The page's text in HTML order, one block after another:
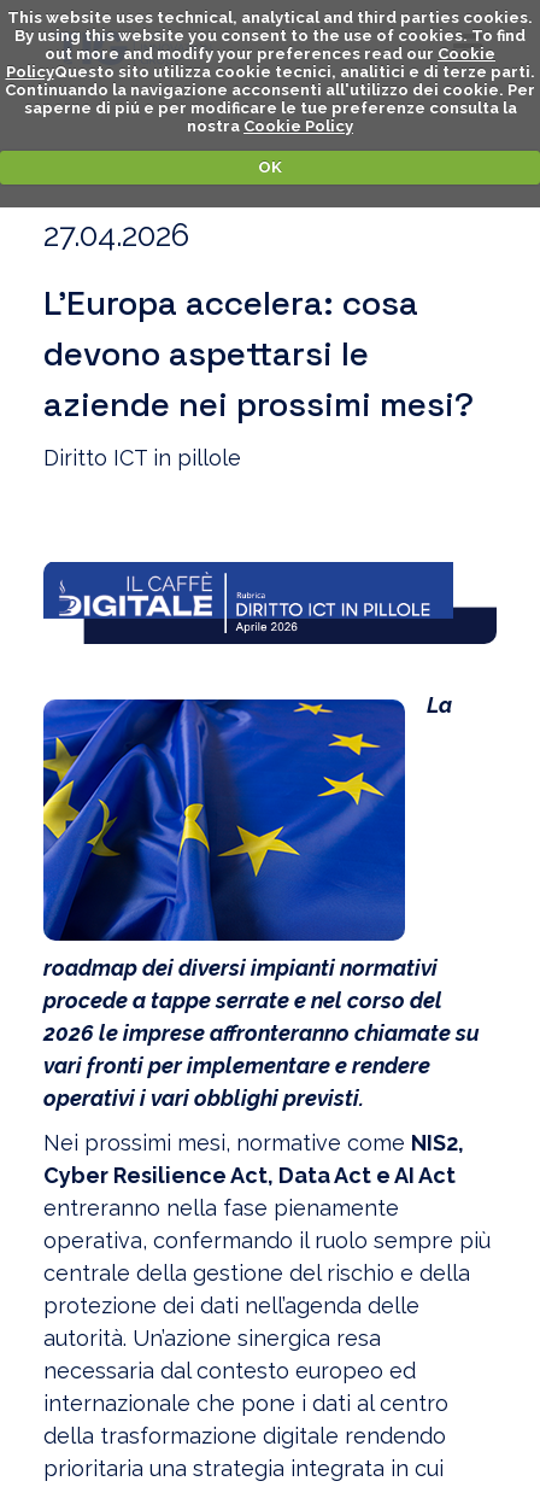
This website uses technical, analytical and third parties cookies.
By using this website you consent to the use of cookies. To find
out more and modify your preferences read our Cookie
PolicyQuesto sito utilizza cookie tecnici, analitici e di terze parti.
Continuando la navigazione acconsenti all'utilizzo dei cookie. Per
saperne di piú e per modificare le tue preferenze consulta la
nostra Cookie Policy
OK
27.04.2026
L’Europa accelera: cosa
devono aspettarsi le
aziende nei prossimi mesi?
Diritto ICT in pillole
La
roadmap dei diversi impianti normativi
procede a tappe serrate e nel corso del
2026 le imprese affronteranno chiamate su
vari fronti per implementare e rendere
operativi i vari obblighi previsti.
Nei prossimi mesi, normative come NIS2,
Cyber Resilience Act, Data Act e AI Act
entreranno nella fase pienamente
operativa, confermando il ruolo sempre più
centrale della gestione del rischio e della
protezione dei dati nell’agenda delle
autorità. Un’azione sinergica resa
necessaria dal contesto europeo ed
internazionale che pone i dati al centro
della trasformazione digitale rendendo
prioritaria una strategia integrata in cui